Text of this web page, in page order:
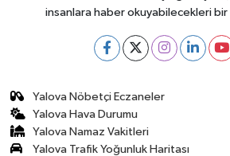
insanlara haber okuyabilecekleri bir
Yalova Nöbetçi Eczaneler
Yalova Hava Durumu
Yalova Namaz Vakitleri
Yalova Trafik Yoğunluk Haritası